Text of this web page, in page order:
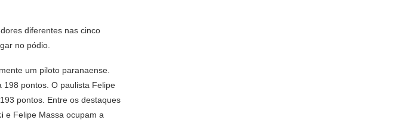
diferentes nas cinco
no pódio.
um piloto paranaense.
198 pontos. O paulista Felipe
pontos. Entre os destaques
e Felipe Massa ocupam a